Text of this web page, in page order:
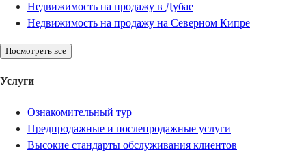
Недвижимость на продажу в Дубае
Недвижимость на продажу на Северном Кипре
Посмотреть все
Услуги
Ознакомительный тур
Предпродажные и послепродажные услуги
Высокие стандарты обслуживания клиентов